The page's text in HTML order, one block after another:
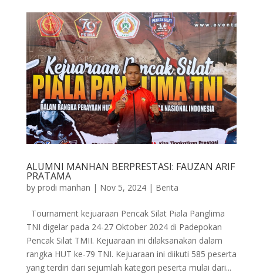
ALUMNI MANHAN BERPRESTASI: FAUZAN ARIF
PRATAMA
by prodi manhan | Nov 5, 2024| Berita
Tournament kejuaraan Pencak Silat Piala Panglima
TNI digelar pada 24-27 Oktober 2024 di Padepokan
Pencak Silat TMII. Kejuaraan ini dilaksanakan dalam
rangka HUT ke-79 TNI. Kejuaraan ini diikuti 585 peserta
yang terdiri dari sejumlah kategori peserta mulai dari...